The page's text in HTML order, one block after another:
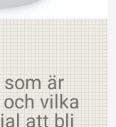
är
vilka
att bli